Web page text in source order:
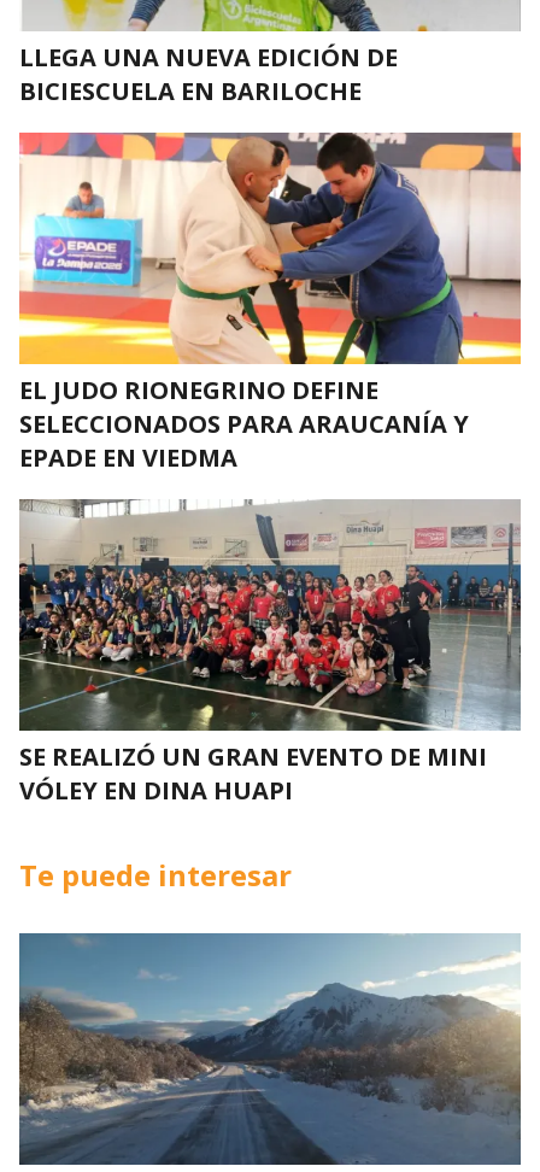
LLEGA UNA NUEVA EDICIÓN DE
BICIESCUELA EN BARILOCHE
EL JUDO RIONEGRINO DEFINE
SELECCIONADOS PARA ARAUCANÍA Y
EPADE EN VIEDMA
SE REALIZÓ UN GRAN EVENTO DE MINI
VÓLEY EN DINA HUAPI
Te puede interesar